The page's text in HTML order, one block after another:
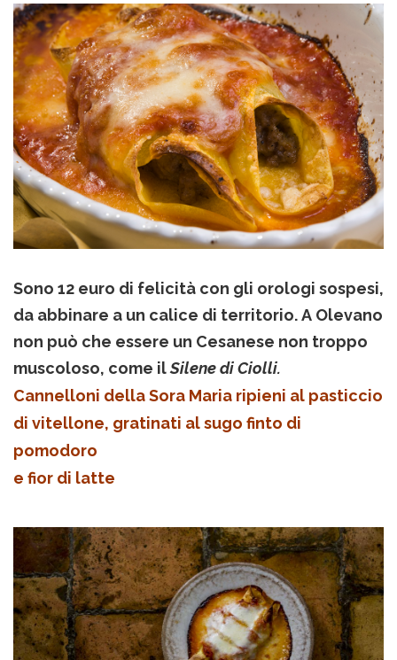
Sono 12 euro di felicità con gli orologi sospesi,
da abbinare a un calice di territorio. A Olevano
non può che essere un Cesanese non troppo
muscoloso, come ilSilene di Ciolli.
Cannelloni della Sora Maria ripieni al pasticcio
di vitellone, gratinati al sugo finto di
pomodoro
e fior di latte